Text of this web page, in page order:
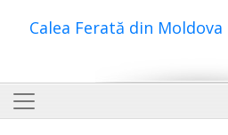
Calea Ferată din Moldova